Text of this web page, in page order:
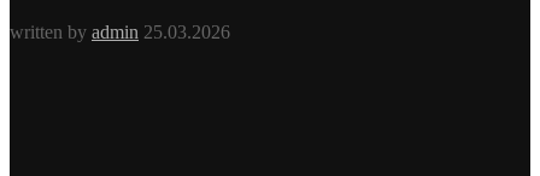
written by admin 25.03.2026